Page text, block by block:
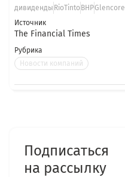
Источник
The Financial Times
Рубрика
Новости компаний
дивиденды RioTinto BHPGlencore
Подписаться
на рассылку